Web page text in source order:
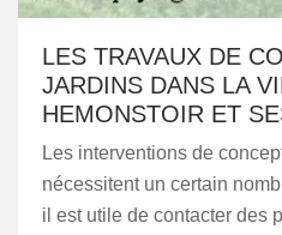
LES TRAVAUX DE
JARDINS DANS LA
HEMONSTOIR ET
Les interventions de
nécessitent un certain
il est utile de contacter des